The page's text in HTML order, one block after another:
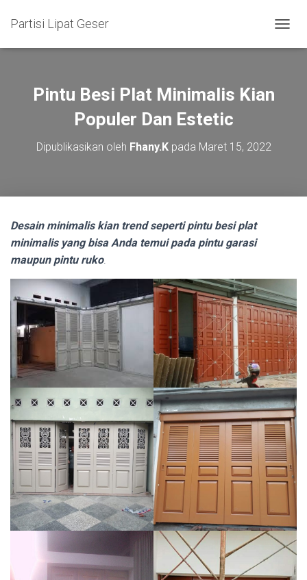
Partisi Lipat Geser
O
Pintu Besi Plat Minimalis Kian
Populer Dan Estetic
Dipublikasikan oleh Fhany.Kpada Maret 15, 2022
Desain minimalis kian trend seperti pintu besi plat
minimalis yang bisa Anda temui pada pintu garasi
maupun pintu ruko.